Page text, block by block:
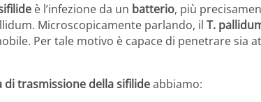
è l’infezione da un batterio, più
Microscopicamente parlando, il T.
Per tale motivo è capace di penetrare sia
di trasmissione della sifilideabbiamo: